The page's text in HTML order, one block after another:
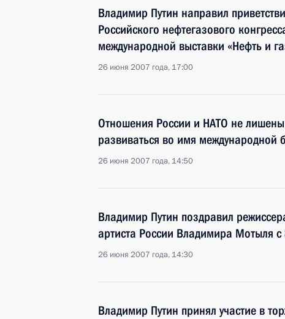
Владимир Путин направил
Российского нефтегазового
международной выставки «Нефть и
26 июня 2007 года, 17:00
Отношения России и НАТО не
развиваться во имя международной
26 июня 2007 года, 14:50
Владимир Путин поздравил
артиста России Владимира Мотыля
26 июня 2007 года, 14:30
Владимир Путин принял участие в